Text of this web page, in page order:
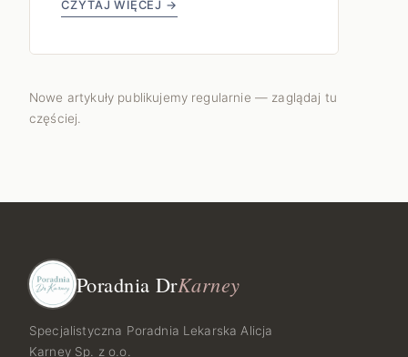
CZYTAJ WIĘCEJ →
Nowe artykuły publikujemy regularnie — zaglądaj tu
częściej.
Poradnia DrKarney
Specjalistyczna Poradnia Lekarska Alicja
Karney Sp. z o.o.